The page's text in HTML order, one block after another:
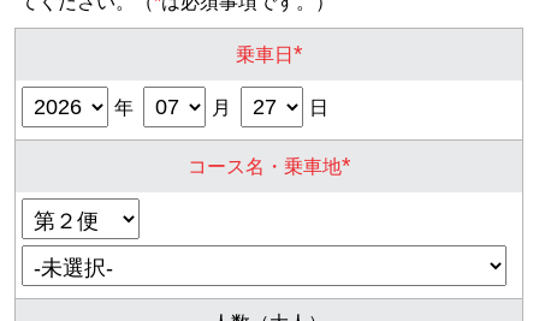
乗車日*
年 月 日
コース名・乗車地*